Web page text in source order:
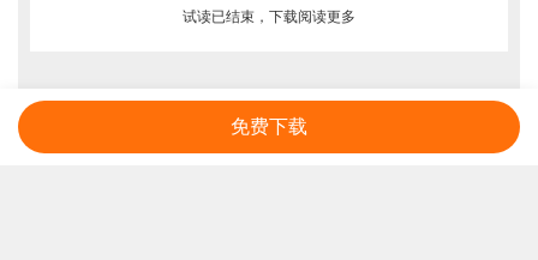
试读已结束，下载阅读更多
免费下载